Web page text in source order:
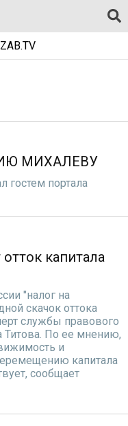
ZAB.TV
МИХАЛЕВУ
гостем портала
капитала
"налог на
скачок оттока
службы правового
Титова. По ее мнению,
и
капитала
сообщает